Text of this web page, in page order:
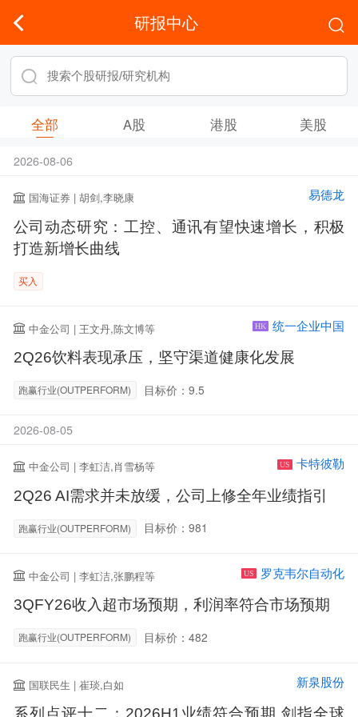
研报中心
全部 A股 港股 美股
2026-08-06
国海证券 | 胡剑,李晓康 易德龙
公司动态研究：工控、通讯有望快速增长，积极
打造新增长曲线
买入
中金公司 | 王文丹,陈文博等 HK 统一企业中国
2Q26饮料表现承压，坚守渠道健康化发展
跑赢行业(OUTPERFORM) 目标价：9.5
2026-08-05
中金公司 | 李虹洁,肖雪杨等 US 卡特彼勒
2Q26 AI需求并未放缓，公司上修全年业绩指引
跑赢行业(OUTPERFORM) 目标价：981
中金公司 | 李虹洁,张鹏程等 US 罗克韦尔自动化
3QFY26收入超市场预期，利润率符合市场预期
跑赢行业(OUTPERFORM) 目标价：482
国联民生 | 崔琰,白如 新泉股份
系列点评十二：2026H1业绩符合预期 剑指全球